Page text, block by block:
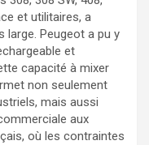
et utilitaires, a
large. Peugeot a pu y
et
capacité à mixer
non seulement
mais aussi
aux
où les contraintes